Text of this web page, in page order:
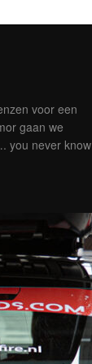
voor een
gaan we
you never know